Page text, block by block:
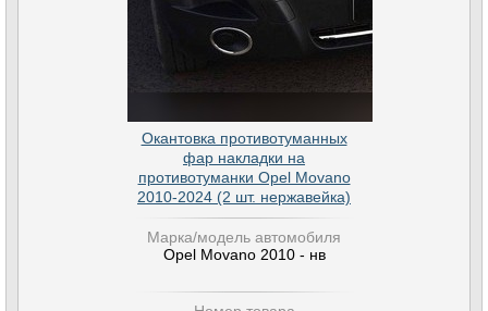
Окантовка противотуманных
фар накладки на
противотуманки Opel Movano
2010-2024 (2 шт. нержавейка)
Марка/модель автомобиля
Opel Movano 2010 - нв